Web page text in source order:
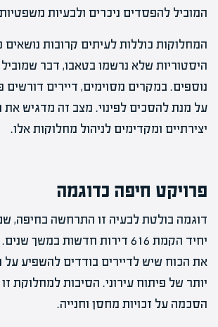
המוביל להפסדים ניכרים ולבעיות
המחלוקות כוללות לעיתים קרובות נושאים
היסטוריות שלא נרשמו בטאבו, דבר שמוביל
נוספים. במקרים מסוימים, דיירים דורשים
על מנת להסכים לפינוי. מצב זה מדגיש את
יצירתיים ומקדימים לניהול מחלוקות אלו.
פרויקט חיפה כדוגמה
דוגמה בולטת לבעיה זו התרחשה בחיפה,
יחיד הקמת 616 דירות חדשות
את הכוח שיש לדיירים בודדים להשפיע על
יותר של פיתוח עירוני. הסיבות למחלוקת
הסכמה על זכויות מחסן וחנייה.